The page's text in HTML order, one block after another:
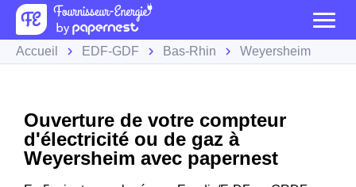
Accueil EDF-GDF Bas-Rhin Weyersheim